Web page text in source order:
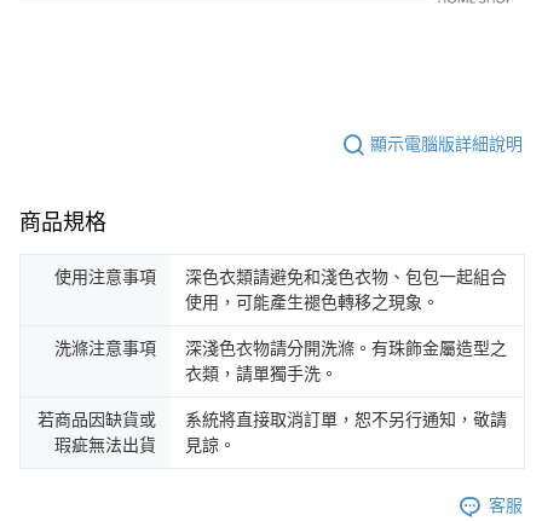
顯示電腦版詳細說明
商品規格
使用注意事項
深色衣類請避免和淺色衣物、包包一起組合
使用，可能產生褪色轉移之現象。
洗滌注意事項
深淺色衣物請分開洗滌。有珠飾金屬造型之
衣類，請單獨手洗。
若商品因缺貨或
瑕疵無法出貨
系統將直接取消訂單，恕不另行通知，敬請
見諒。
客服